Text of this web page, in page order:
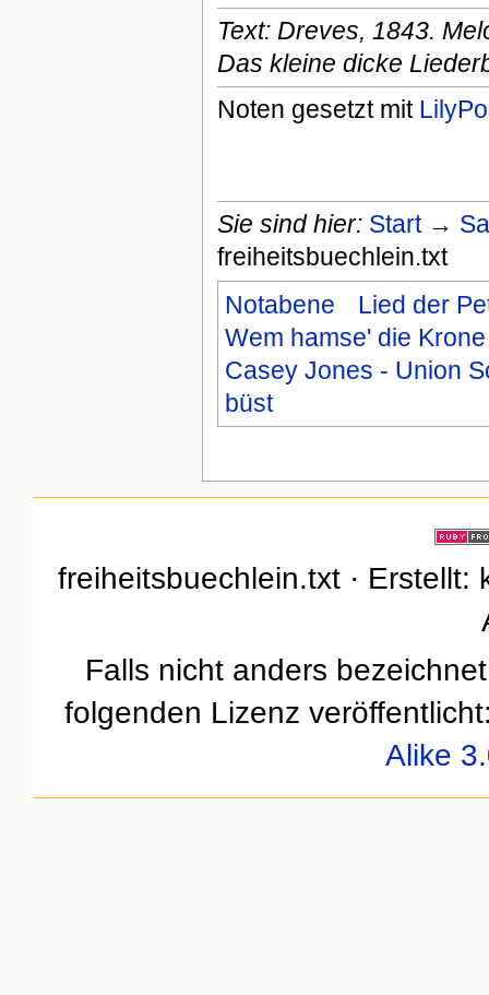
Text: Dreves, 1843.
Das kleine dicke
Noten gesetzt mit
Sie sind hier: Start→
freiheitsbuechlein.txt
Notabene
Lied der
Wem hamse' die
Casey Jones - Union
büst
freiheitsbuechlein.txt · Erstellt:
Falls nicht anders
folgenden Lizenz
Alike